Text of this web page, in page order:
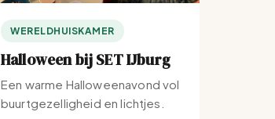
WERELDHUISKAMER
Halloween bij SET IJburg
Een warme Halloweenavond vol
buurtgezelligheid en lichtjes.